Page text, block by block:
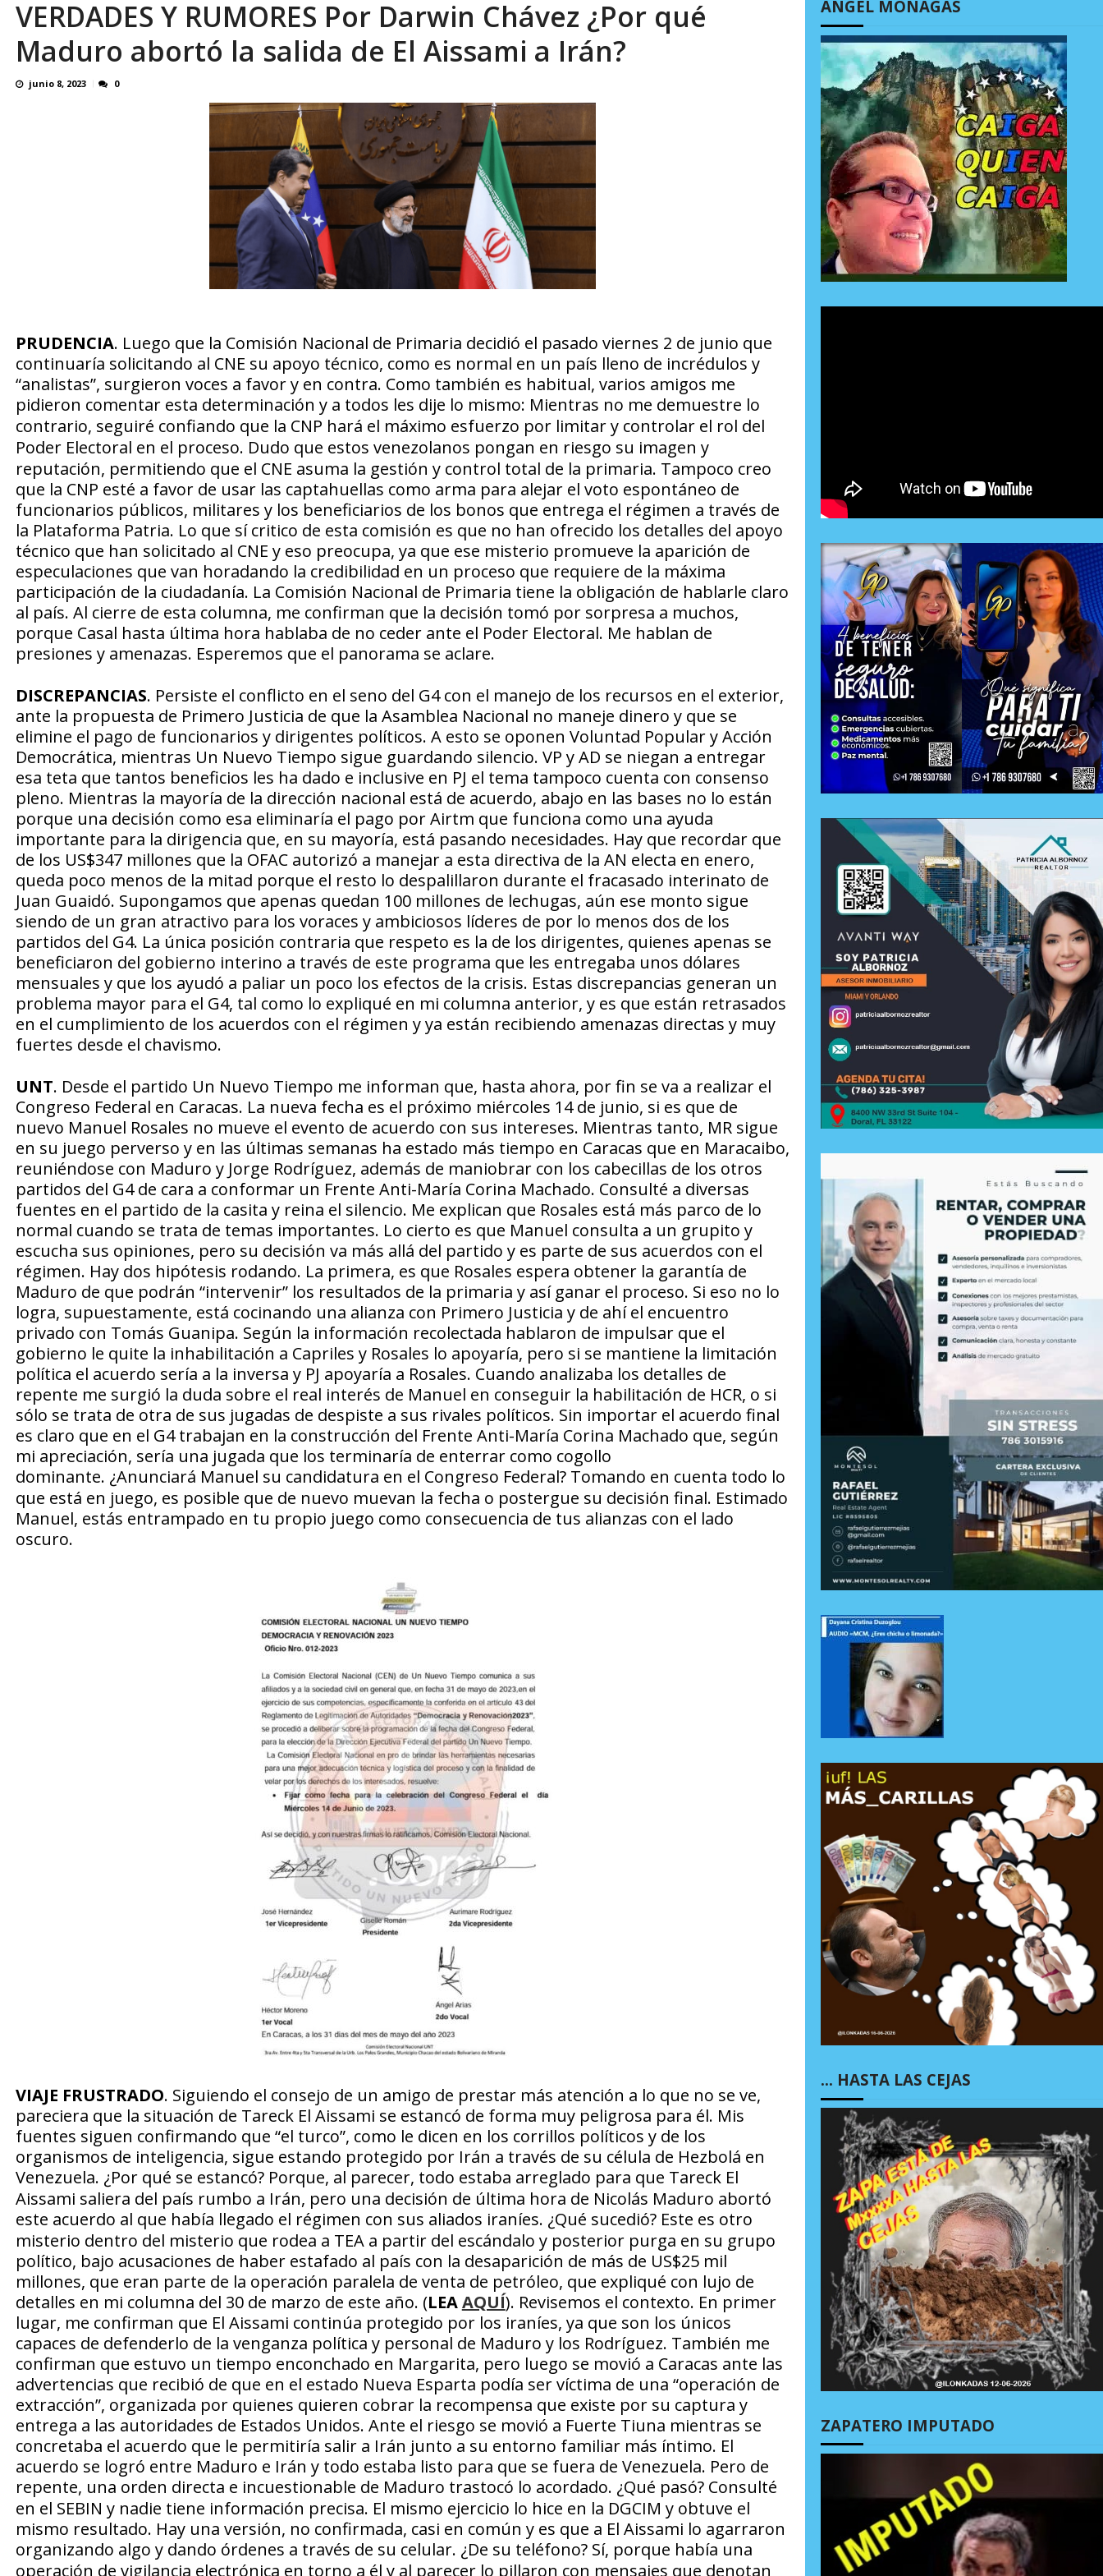
El último que apague la luz: 17 años de excusas, apagones y promesas incumplidas... AGOSTO 6, 2026
VERDADES Y RUMORES Por Darwin Chávez ¿Por qué
Maduro abortó la salida de El Aissami a Irán?
junio 8, 2023 0
PRUDENCIA. Luego que la Comisión Nacional de Primaria decidió el pasado viernes 2 de junio que
continuaría solicitando al CNE su apoyo técnico, como es normal en un país lleno de incrédulos y
“analistas”, surgieron voces a favor y en contra. Como también es habitual, varios amigos me
pidieron comentar esta determinación y a todos les dije lo mismo: Mientras no me demuestre lo
contrario, seguiré confiando que la CNP hará el máximo esfuerzo por limitar y controlar el rol del
Poder Electoral en el proceso. Dudo que estos venezolanos pongan en riesgo su imagen y
reputación, permitiendo que el CNE asuma la gestión y control total de la primaria. Tampoco creo
que la CNP esté a favor de usar las captahuellas como arma para alejar el voto espontáneo de
funcionarios públicos, militares y los beneficiarios de los bonos que entrega el régimen a través de
la Plataforma Patria. Lo que sí critico de esta comisión es que no han ofrecido los detalles del apoyo
técnico que han solicitado al CNE y eso preocupa, ya que ese misterio promueve la aparición de
especulaciones que van horadando la credibilidad en un proceso que requiere de la máxima
participación de la ciudadanía. La Comisión Nacional de Primaria tiene la obligación de hablarle claro
al país. Al cierre de esta columna, me confirman que la decisión tomó por sorpresa a muchos,
porque Casal hasta última hora hablaba de no ceder ante el Poder Electoral. Me hablan de
presiones y amenazas. Esperemos que el panorama se aclare.
DISCREPANCIAS. Persiste el conflicto en el seno del G4 con el manejo de los recursos en el exterior,
ante la propuesta de Primero Justicia de que la Asamblea Nacional no maneje dinero y que se
elimine el pago de funcionarios y dirigentes políticos. A esto se oponen Voluntad Popular y Acción
Democrática, mientras Un Nuevo Tiempo sigue guardando silencio. VP y AD se niegan a entregar
esa teta que tantos beneficios les ha dado e inclusive en PJ el tema tampoco cuenta con consenso
pleno. Mientras la mayoría de la dirección nacional está de acuerdo, abajo en las bases no lo están
porque una decisión como esa eliminaría el pago por Airtm que funciona como una ayuda
importante para la dirigencia que, en su mayoría, está pasando necesidades. Hay que recordar que
de los US$347 millones que la OFAC autorizó a manejar a esta directiva de la AN electa en enero,
queda poco menos de la mitad porque el resto lo despalillaron durante el fracasado interinato de
Juan Guaidó. Supongamos que apenas quedan 100 millones de lechugas, aún ese monto sigue
siendo de un gran atractivo para los voraces y ambiciosos líderes de por lo menos dos de los
partidos del G4. La única posición contraria que respeto es la de los dirigentes, quienes apenas se
beneficiaron del gobierno interino a través de este programa que les entregaba unos dólares
mensuales y que los ayudó a paliar un poco los efectos de la crisis. Estas discrepancias generan un
problema mayor para el G4, tal como lo expliqué en mi columna anterior, y es que están retrasados
en el cumplimiento de los acuerdos con el régimen y ya están recibiendo amenazas directas y muy
fuertes desde el chavismo.
UNT. Desde el partido Un Nuevo Tiempo me informan que, hasta ahora, por fin se va a realizar el
Congreso Federal en Caracas. La nueva fecha es el próximo miércoles 14 de junio, si es que de
nuevo Manuel Rosales no mueve el evento de acuerdo con sus intereses. Mientras tanto, MR sigue
en su juego perverso y en las últimas semanas ha estado más tiempo en Caracas que en Maracaibo,
reuniéndose con Maduro y Jorge Rodríguez, además de maniobrar con los cabecillas de los otros
partidos del G4 de cara a conformar un Frente Anti-María Corina Machado. Consulté a diversas
fuentes en el partido de la casita y reina el silencio. Me explican que Rosales está más parco de lo
normal cuando se trata de temas importantes. Lo cierto es que Manuel consulta a un grupito y
escucha sus opiniones, pero su decisión va más allá del partido y es parte de sus acuerdos con el
régimen. Hay dos hipótesis rodando. La primera, es que Rosales espera obtener la garantía de
Maduro de que podrán “intervenir” los resultados de la primaria y así ganar el proceso. Si eso no lo
logra, supuestamente, está cocinando una alianza con Primero Justicia y de ahí el encuentro
privado con Tomás Guanipa. Según la información recolectada hablaron de impulsar que el
gobierno le quite la inhabilitación a Capriles y Rosales lo apoyaría, pero si se mantiene la limitación
política el acuerdo sería a la inversa y PJ apoyaría a Rosales. Cuando analizaba los detalles de
repente me surgió la duda sobre el real interés de Manuel en conseguir la habilitación de HCR, o si
sólo se trata de otra de sus jugadas de despiste a sus rivales políticos. Sin importar el acuerdo final
es claro que en el G4 trabajan en la construcción del Frente Anti-María Corina Machado que, según
mi apreciación, sería una jugada que los terminaría de enterrar como cogollo
dominante. ¿Anunciará Manuel su candidatura en el Congreso Federal?Tomando en cuenta todo lo
que está en juego, es posible que de nuevo muevan la fecha o postergue su decisión final. Estimado
Manuel, estás entrampado en tu propio juego como consecuencia de tus alianzas con el lado
oscuro.
VIAJE FRUSTRADO. Siguiendo el consejo de un amigo de prestar más atención a lo que no se ve,
pareciera que la situación de Tareck El Aissami se estancó de forma muy peligrosa para él. Mis
fuentes siguen confirmando que “el turco”, como le dicen en los corrillos políticos y de los
organismos de inteligencia, sigue estando protegido por Irán a través de su célula de Hezbolá en
Venezuela. ¿Por qué se estancó?Porque, al parecer, todo estaba arreglado para que Tareck El
Aissami saliera del país rumbo a Irán, pero una decisión de última hora de Nicolás Maduro abortó
este acuerdo al que había llegado el régimen con sus aliados iraníes. ¿Qué sucedió?Este es otro
misterio dentro del misterio que rodea a TEA a partir del escándalo y posterior purga en su grupo
político, bajo acusaciones de haber estafado al país con la desaparición de más de US$25 mil
millones, que eran parte de la operación paralela de venta de petróleo, que expliqué con lujo de
detalles en mi columna del 30 de marzo de este año. (LEAAQUÍ). Revisemos el contexto. En primer
lugar, me confirman que El Aissami continúa protegido por los iraníes, ya que son los únicos
capaces de defenderlo de la venganza política y personal de Maduro y los Rodríguez. También me
confirman que estuvo un tiempo enconchado en Margarita, pero luego se movió a Caracas ante las
advertencias que recibió de que en el estado Nueva Esparta podía ser víctima de una “operación de
extracción”, organizada por quienes quieren cobrar la recompensa que existe por su captura y
entrega a las autoridades de Estados Unidos. Ante el riesgo se movió a Fuerte Tiuna mientras se
concretaba el acuerdo que le permitiría salir a Irán junto a su entorno familiar más íntimo. El
acuerdo se logró entre Maduro e Irán y todo estaba listo para que se fuera de Venezuela. Pero de
repente, una orden directa e incuestionable de Maduro trastocó lo acordado. ¿Qué pasó?Consulté
en el SEBIN y nadie tiene información precisa. El mismo ejercicio lo hice en la DGCIM y obtuve el
mismo resultado. Hay una versión, no confirmada, casi en común y es que a El Aissami lo agarraron
organizando algo y dando órdenes a través de su celular. ¿De su teléfono?Sí, porque había una
operación de vigilancia electrónica en torno a él y al parecer lo pillaron con mensajes que denotan
ÁNGEL MONAGAS
… HASTA LAS CEJAS
ZAPATERO IMPUTADO